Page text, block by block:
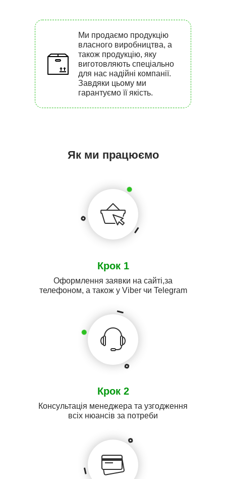
Ми продаємо продукцію
власного виробництва, а
також продукцію, яку
виготовляють спеціально
для нас надійні компанії.
Завдяки цьому ми
гарантуємо її якість.
Як ми працюємо
Крок 1
Оформлення заявки на сайті,за
телефоном, а також у Viber чи Telegram
Крок 2
Консультація менеджера та узгодження
всіх нюансів за потреби